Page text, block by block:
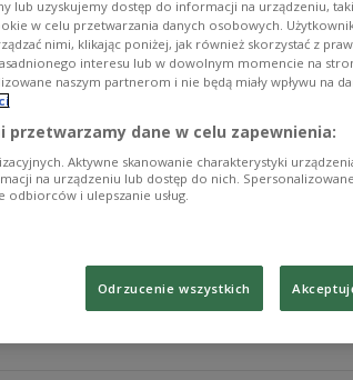
u, jaki znamy. Co z 1
roku w rozliczaniu PIT-u mają nas
ostrzegają organizacje
temat:
lub uzyskujemy dostęp do informacji na urządzeniu,
w celu przetwarzania danych osobowych.
nimi, klikając poniżej, jak również skorzystać z
interesu lub w dowolnym momencie na
naszym partnerom i nie będą miały wpływu na
przetwarzamy dane w celu zapewnienia:
Aktywne skanowanie charakterystyki
na urządzeniu lub dostęp do nich.
i ulepszanie usług.
Odrzucenie wszystkich